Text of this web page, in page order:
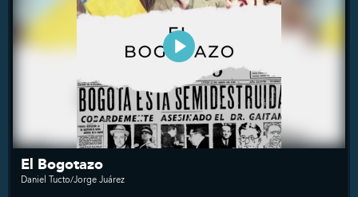
El Bogotazo
Daniel Tucto/Jorge Juárez